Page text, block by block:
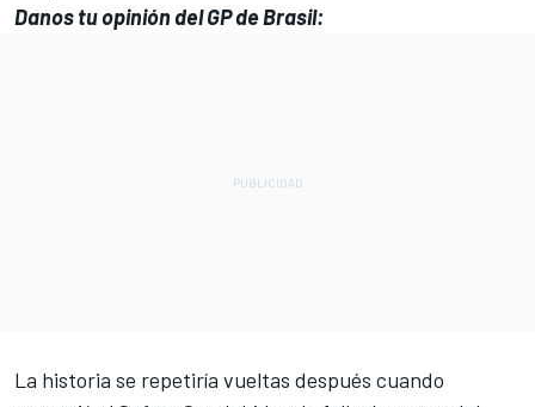
Danos tu opinión del GP de Brasil:
La historia se repetiría vueltas después cuando